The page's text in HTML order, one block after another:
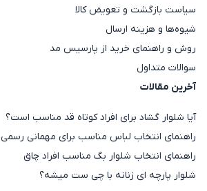
سیاست بازگشت و تعویض کالا
شیوه‌ها و هزینه ارسال
روش و راهنمای خرید از پارسیس مد
سوالات متداول
آخرین مقالات
آیا شلوار گشاد برای افراد کوتاه قد مناسب است؟
راهنمای انتخاب لباس مناسب برای مهمانی رسمی
راهنمای انتخاب شلوار بگ مناسب افراد چاق
شلوار پارچه ای زنانه با چی ست میشه؟